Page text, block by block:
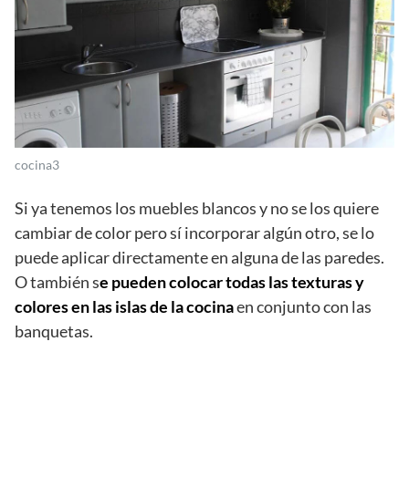
cocina3
Si ya tenemos los muebles blancos y no se los quiere
cambiar de color pero sí incorporar algún otro, se lo
puede aplicar directamente en alguna de las paredes.
O también se pueden colocar todas las texturas y
colores en las islas de la cocinaen conjunto con las
banquetas.